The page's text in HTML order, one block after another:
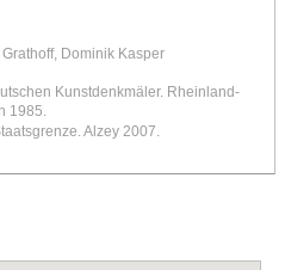
Grathoff, Dominik Kasper
Kunstdenkmäler. Rheinland-
1985.
Alzey 2007.